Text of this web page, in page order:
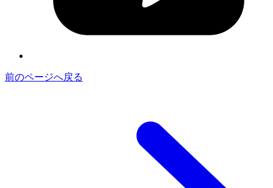
前のページへ戻る